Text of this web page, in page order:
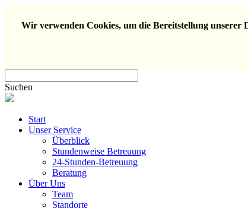
Wir verwenden Cookies, um die Bereitstellung unserer
Suchen
Start
Unser Service
Überblick
Stundenweise Betreuung
24-Stunden-Betreuung
Beratung
Über Uns
Team
Standorte